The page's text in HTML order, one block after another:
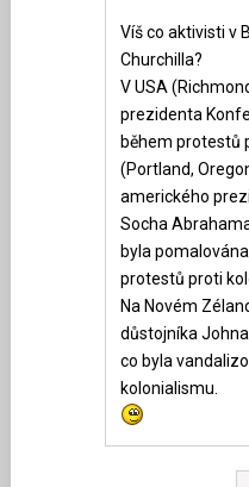
Víš co aktivisti v
Churchilla?
V USA
prezidenta
během protestů
(Portland,
amerického
Socha
byla
protestů proti
Na Novém
důstojníka
co byla
kolonialismu.